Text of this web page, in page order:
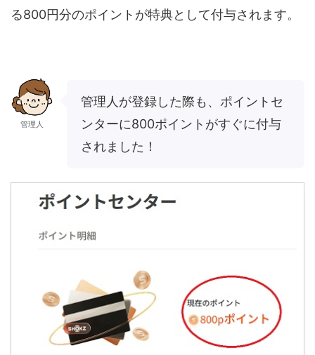
る800円分のポイントが特典として付与されます。
管理人
管理人が登録した際も、ポイントセ
ンターに800ポイントがすぐに付与
されました！